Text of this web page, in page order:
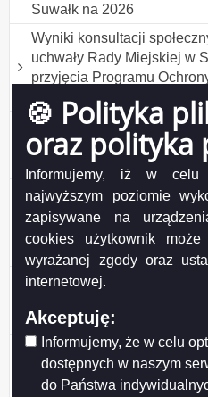
🍪 Polityka
oraz polityka
Informujemy, iż w celu
najwyższym poziomie
zapisywane na
cookies użytkownik
wyrażanej zgody oraz
internetowej.
Akceptuję:
Informujemy, że w celu
dostępnych w naszym
do Państwa
Suwałk na 2026
Wyniki konsultacji
uchwały Rady Miejskiej w
przyjęcia Programu
Mieszkańców Suwałk do
Wyniki konsultacji
Miejskiej w Suwałkach w
honorowego Mecenas
Ogłoszenie o
uchwały Rady Miejskiej w
ustanowienia tytułu
Suwalskiego Sportu
Ogłoszenie o
Mieszkańców Suwałk do
Wyniki konsultacji
Miejskiej w Suwałkach w
warunków i trybu